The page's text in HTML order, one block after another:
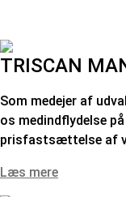
TRISCAN
Som medejer af
os medindflydelse
prisfastsættelse af
Læs mere